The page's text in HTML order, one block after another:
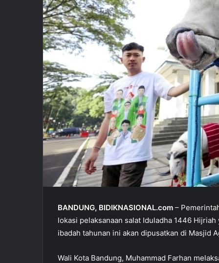
BANDUNG, BIDIKNASIONAL.com –
lokasi pelaksanaan salat Iduladha 1446
ibadah tahunan ini akan dipusatkan di Masjid
Wali Kota Bandung, Muhammad Farhan